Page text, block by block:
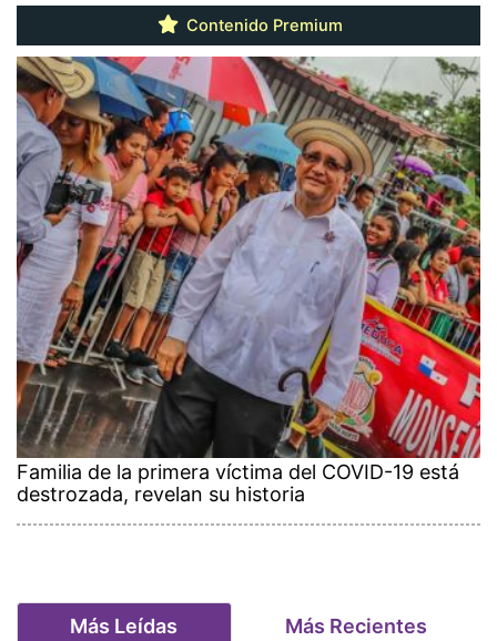
Contenido Premium
Familia de la primera víctima del COVID-19 está
destrozada, revelan su historia
Más Leídas Más Recientes